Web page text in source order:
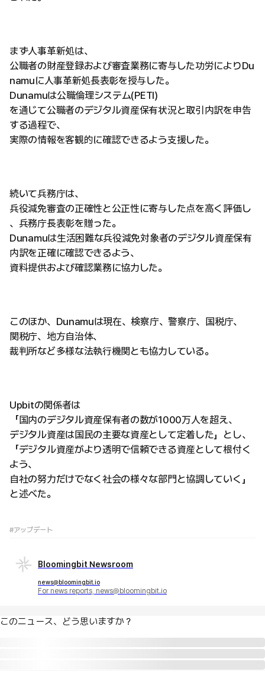
まず人事革新処は、
公職者の財産登録および審査業務に寄与した功労によりDu
namuに人事革新処長表彰を授与した。
Dunamuは公職倫理システム(PETI)
を通じて公職者のデジタル資産保有状況と取引内訳を申告
する過程で、
実際の情報を客観的に確認できるよう支援した。
続いて兵務庁は、
兵役減免審査の正確性と公正性に寄与した点を高く評価し
、兵務庁長表彰を贈った。
Dunamuは生活困難な兵役減免対象者のデジタル資産保有
内訳を正確に確認できるよう、
資料提供および確認業務に協力した。
このほか、Dunamuは現在、検察庁、警察庁、国税庁、
関税庁、地方自治体、
裁判所など多様な法執行機関とも協力している。
Upbitの関係者は
「国内のデジタル資産保有者の数が1000万人を超え、
デジタル資産は国民の主要な資産として定着した」とし、
「デジタル資産がより透明で信頼できる資産として根付く
よう、
自社の努力だけでなく社会の様々な部門と協調していく」
と述べた。
#アップデート
Bloomingbit Newsroom
news@bloomingbit.io
For news reports, news@bloomingbit.io
このニュース、どう思いますか？